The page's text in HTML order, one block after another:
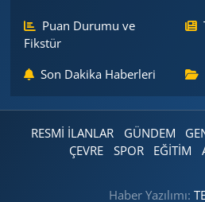
Puan Durumu ve
Fikstür
Son Dakika Haberleri
RESMİ İLANLAR GÜNDEM
ÇEVRE
SPOR EĞİTİM
Haber Yazılımı: